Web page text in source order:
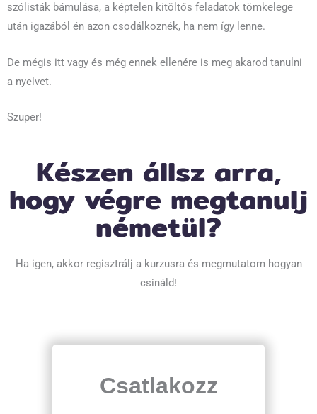
szólisták bámulása, a képtelen kitöltős feladatok tömkelege
után igazából én azon csodálkoznék, ha nem így lenne.
De mégis itt vagy és még ennek ellenére is meg akarod tanulni
a nyelvet.
Szuper!
Készen állsz arra,
hogy végre megtanulj
németül?
Ha igen, akkor regisztrálj a kurzusra és megmutatom hogyan
csináld!
Csatlakozz